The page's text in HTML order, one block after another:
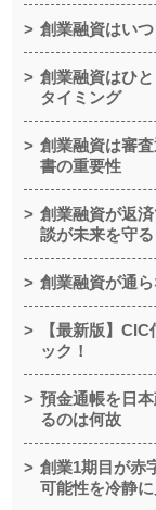
創業融資はい
創業融資はひ
タイミング
創業融資は審
書の重要性
創業融資が返
談が未来を守る
創業融資が通
【最新版】
ック！
預金通帳を日
るのは何故
創業1期目が赤
可能性を冷静